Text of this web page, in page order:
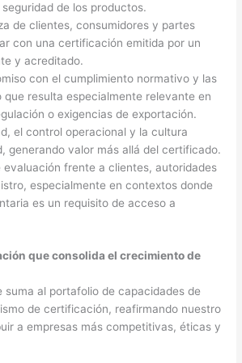
de los productos.
de clientes, consumidores y partes
con una certificación emitida por un
y acreditado.
con el cumplimiento normativo y las
que resulta especialmente relevante en
o exigencias de exportación.
el control operacional y la cultura
generando valor más allá del certificado.
evaluación frente a clientes, autoridades
especialmente en contextos donde
es un requisito de acceso a
que consolida el crecimiento de
suma al portafolio de capacidades de
de certificación, reafirmando nuestro
a empresas más competitivas, éticas y